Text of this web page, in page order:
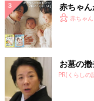
赤ちゃん
赤ちゃ
お墓の
PR(くらしの